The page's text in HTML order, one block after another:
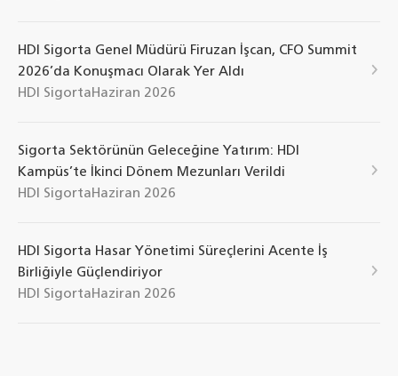
HDI Sigorta Genel Müdürü Firuzan İşcan, CFO Summit
2026’da Konuşmacı Olarak Yer Aldı
HDI Sigorta Haziran 2026
Sigorta Sektörünün Geleceğine Yatırım: HDI
Kampüs’te İkinci Dönem Mezunları Verildi
HDI Sigorta Haziran 2026
HDI Sigorta Hasar Yönetimi Süreçlerini Acente İş
Birliğiyle Güçlendiriyor
HDI Sigorta Haziran 2026